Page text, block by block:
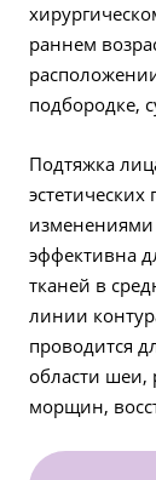
раннем
подбородке,
Подтяжка
эффективна
тканей в
линии
проводится
области шеи,
морщин,